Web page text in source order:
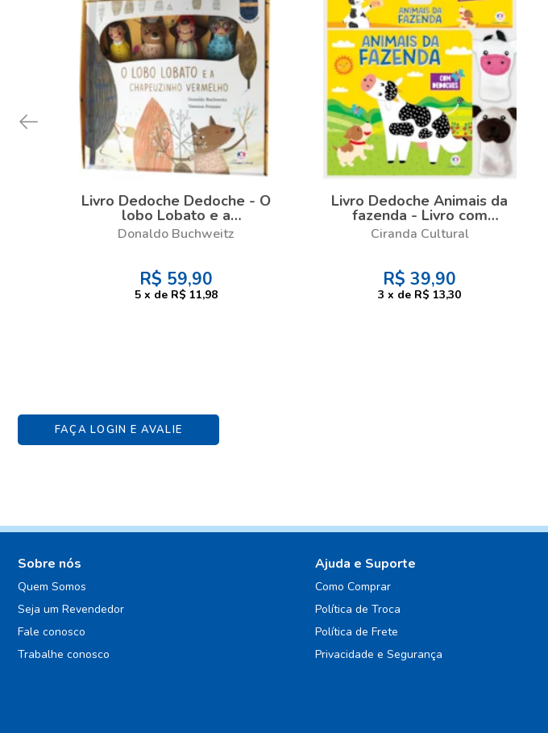
Livro Dedoche Dedoche - O
lobo Lobato e a
Chapeuzinho Vermelho
Donaldo Buchweitz
R$ 59,90
5 x de R$ 11,98
Livro Dedoche Animais da
fazenda - Livro com
dedoche
Ciranda Cultural
R$ 39,90
3 x de R$ 13,30
FAÇA LOGIN E AVALIE
Sobre nós
Quem Somos
Seja um Revendedor
Fale conosco
Trabalhe conosco
Ajuda e Suporte
Como Comprar
Política de Troca
Política de Frete
Privacidade e Segurança